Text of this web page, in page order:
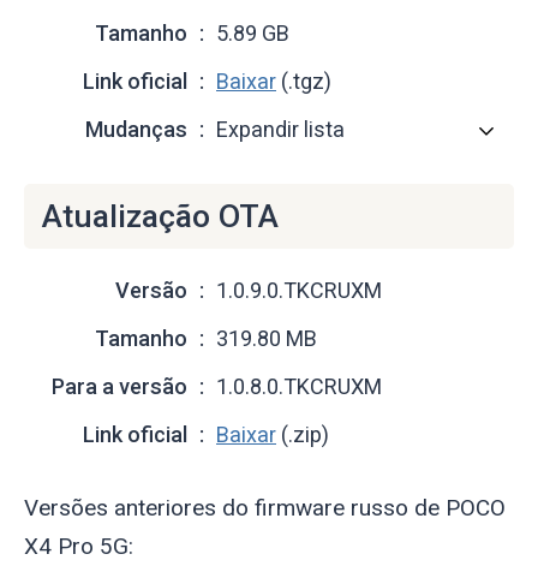
Tamanho
5.89 GB
Link oficial
Baixar (.tgz)
Mudanças
Expandir lista
Atualização OTA
Versão
1.0.9.0.TKCRUXM
Tamanho
319.80 MB
Para a versão
1.0.8.0.TKCRUXM
Link oficial
Baixar (.zip)
Versões anteriores do firmware russo de POCO
X4 Pro 5G: